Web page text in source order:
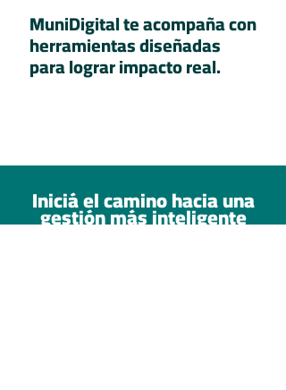
MuniDigital te acompaña con
herramientas diseñadas
para lograr impacto real.
Iniciá el camino hacia una
gestión más inteligente